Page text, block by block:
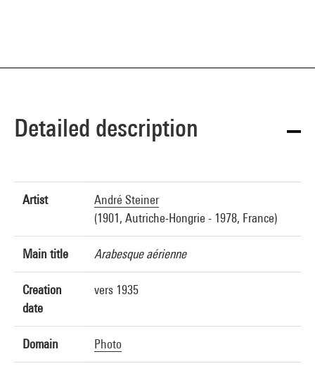
Detailed description
Artist
André Steiner
(1901, Autriche-Hongrie - 1978, France)
Main title Arabesque aérienne
Creation
date
vers 1935
Domain Photo